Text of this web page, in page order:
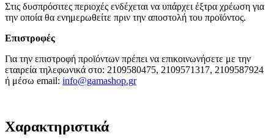
Στις δυσπρόσιτες περιοχές ενδέχεται να υπάρχει έξτρα χρέωση για
την οποία θα ενημερωθείτε πριν την αποστολή του προϊόντος.
Επιστροφές
Για την επιστροφή προϊόντων πρέπει να επικοινωνήσετε με την
εταιρεία τηλεφωνικά στο: 2109580475, 2109571317, 2109587924
ή μέσω email: info@gamashop.gr
Χαρακτηριστικά